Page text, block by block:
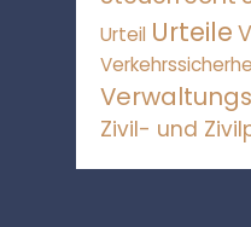
Urteil Urteile
Zivil- und